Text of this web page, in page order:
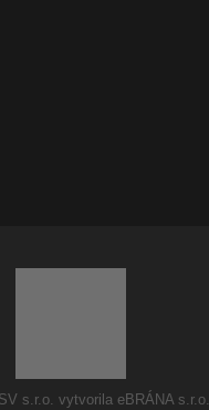
s.r.o. vytvorila eBRÁNA s.r.o.